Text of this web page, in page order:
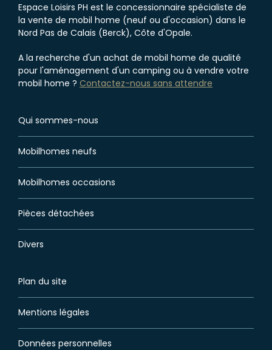
Espace Loisirs PH est le concessionnaire spécialiste de
la vente de mobil home (neuf ou d'occasion) dans le
Nord Pas de Calais (Berck), Côte d'Opale.
A la recherche d'un achat de mobil home de qualité
pour l'aménagement d'un camping ou à vendre votre
mobil home ? Contactez-nous sans attendre
Qui sommes-nous
Mobilhomes neufs
Mobilhomes occasions
Pièces détachées
Divers
Plan du site
Mentions légales
Données personnelles